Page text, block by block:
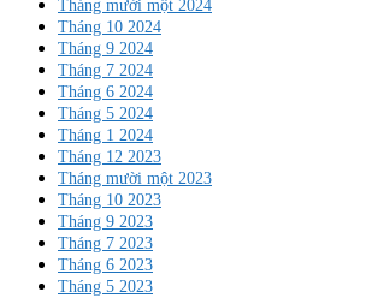
Tháng mười một 2024
Tháng 10 2024
Tháng 9 2024
Tháng 7 2024
Tháng 6 2024
Tháng 5 2024
Tháng 1 2024
Tháng 12 2023
Tháng mười một 2023
Tháng 10 2023
Tháng 9 2023
Tháng 7 2023
Tháng 6 2023
Tháng 5 2023